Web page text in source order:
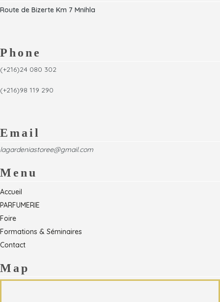
Route de Bizerte Km 7 Mnihla
Phone
(+216)24 080 302
(+216)98 119 290
Email
lagardeniastoree@gmail.com
Menu
Accueil
PARFUMERIE
Foire
Formations & Séminaires
Contact
Map